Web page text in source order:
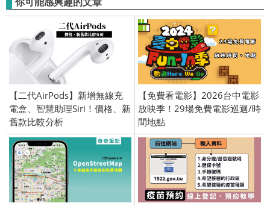
【二代AirPods】新增無線充
電盒、智慧助理Siri！價格、新
舊款比較分析
【免費看電影】2026台中電影
放映季！29場免費電影巡迴/時
間地點